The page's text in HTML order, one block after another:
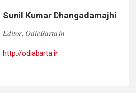
Sunil Kumar Dhangadamajhi
𝐸𝑑𝑖𝑡𝑜𝑟, 𝑂𝑑𝑖𝑎𝐵𝑎𝑟𝑡𝑎.𝑖𝑛
http://odiabarta.in